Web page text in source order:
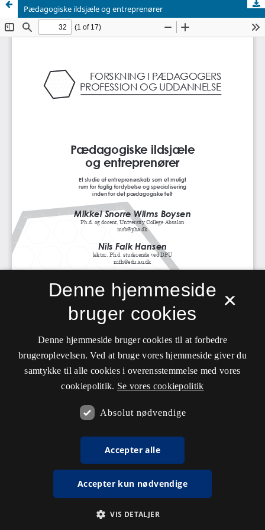
Pædagogiske ildsjæle og entreprenører
×
Denne hjemmeside
bruger cookies
Denne hjemmeside bruger cookies til at forbedre
brugeroplevelsen. Ved at bruge vores hjemmeside giver du
samtykke til alle cookies i overensstemmelse med vores
cookiepolitik. Se vores cookiepolitik
Absolut nødvendige
Accepter alle
Accepter kun nødvendige
VIS DETALJER